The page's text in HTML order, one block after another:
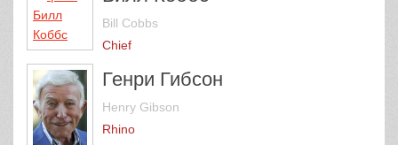
Bill Cobbs
Chief
Генри Гибсон
Henry Gibson
Rhino